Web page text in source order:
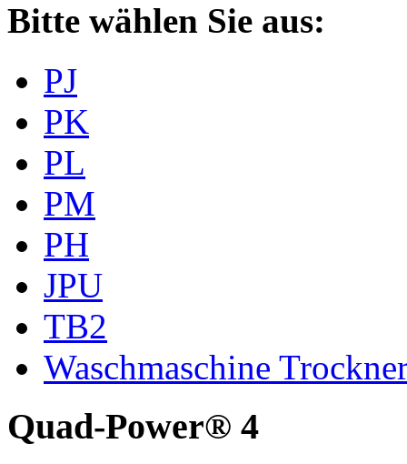
Bitte wählen Sie aus:
PJ
PK
PL
PM
PH
JPU
TB2
Waschmaschine
Quad-Power® 4